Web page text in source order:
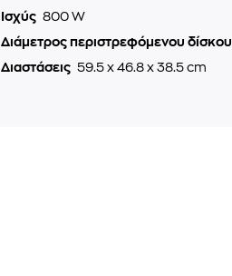
Ισχύς 800 W
Διάμετρος περιστρεφόμενου δίσκου
Διαστάσεις 59.5 x 46.8 x 38.5 cm